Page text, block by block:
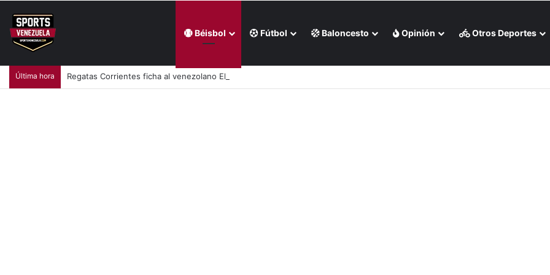
Béisbol Fútbol Baloncesto Opinión Otros Deportes
Última hora Regatas Corrientes ficha al venezolano Elián Centeno